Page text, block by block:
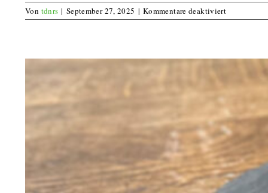
Von tdnrs | September 27, 2025 | Kommentare deaktiviertfür